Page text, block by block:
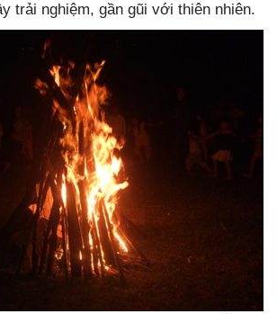
trải nghiệm, gần gũi với thiên nhiên.